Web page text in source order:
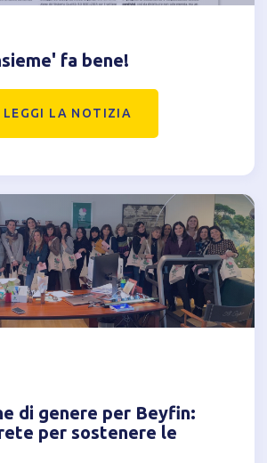
fa bene!
LEGGI LA NOTIZIA
di genere per Beyfin:
per sostenere le